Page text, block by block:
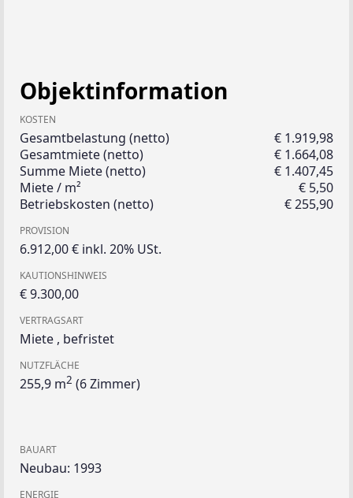
Objektinformation
KOSTEN
Gesamtbelastung (netto)
€ 1.919,98
Gesamtmiete (netto)
€ 1.664,08
Summe Miete (netto)
€ 1.407,45
Miete / m²
€ 5,50
Betriebskosten (netto)
€ 255,90
PROVISION
6.912,00 € inkl. 20% USt.
KAUTIONSHINWEIS
€ 9.300,00
VERTRAGSART
Miete , befristet
NUTZFLÄCHE
255,9 m2 (6 Zimmer)
BAUART
Neubau: 1993
ENERGIE